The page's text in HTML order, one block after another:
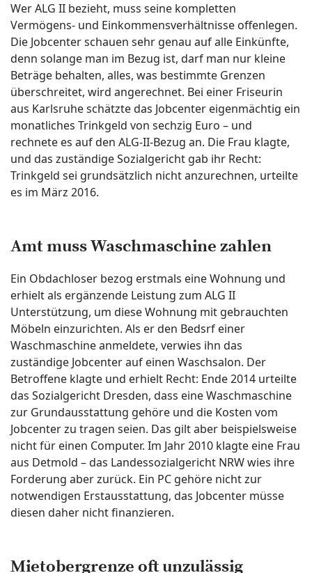
Wer ALG II bezieht, muss seine kompletten
Vermögens- und Einkommensverhältnisse offenlegen.
Die Jobcenter schauen sehr genau auf alle Einkünfte,
denn solange man im Bezug ist, darf man nur kleine
Beträge behalten, alles, was bestimmte Grenzen
überschreitet, wird angerechnet. Bei einer Friseurin
aus Karlsruhe schätzte das Jobcenter eigenmächtig ein
monatliches Trinkgeld von sechzig Euro – und
rechnete es auf den ALG-II-Bezug an. Die Frau klagte,
und das zuständige Sozialgericht gab ihr Recht:
Trinkgeld sei grundsätzlich nicht anzurechnen, urteilte
es im März 2016.
Amt muss Waschmaschine zahlen
Ein Obdachloser bezog erstmals eine Wohnung und
erhielt als ergänzende Leistung zum ALG II
Unterstützung, um diese Wohnung mit gebrauchten
Möbeln einzurichten. Als er den Bedsrf einer
Waschmaschine anmeldete, verwies ihn das
zuständige Jobcenter auf einen Waschsalon. Der
Betroffene klagte und erhielt Recht: Ende 2014 urteilte
das Sozialgericht Dresden, dass eine Waschmaschine
zur Grundausstattung gehöre und die Kosten vom
Jobcenter zu tragen seien. Das gilt aber beispielsweise
nicht für einen Computer. Im Jahr 2010 klagte eine Frau
aus Detmold – das Landessozialgericht NRW wies ihre
Forderung aber zurück. Ein PC gehöre nicht zur
notwendigen Erstausstattung, das Jobcenter müsse
diesen daher nicht finanzieren.
Mietobergrenze oft unzulässig